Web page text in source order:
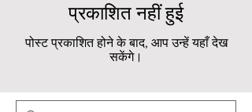
प्रकाशित नहीं हुई
पोस्ट प्रकाशित होने के बाद, आप उन्हें यहाँ देख
सकेंगे।